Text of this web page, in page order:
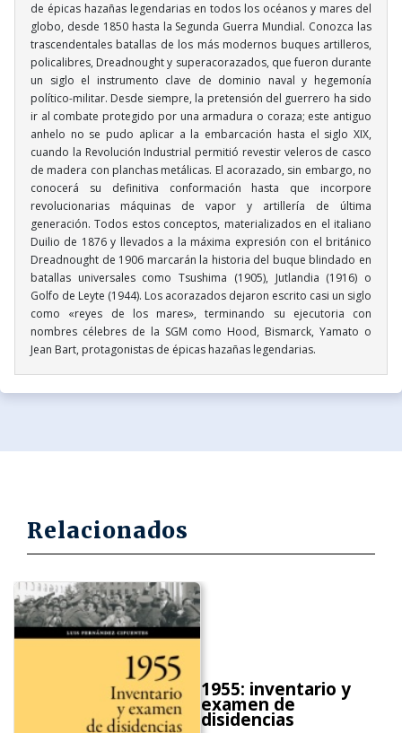
de épicas hazañas legendarias en todos los océanos y mares del
globo, desde 1850 hasta la Segunda Guerra Mundial. Conozca las
trascendentales batallas de los más modernos buques artilleros,
policalibres, Dreadnought y superacorazados, que fueron durante
un siglo el instrumento clave de dominio naval y hegemonía
político-militar. Desde siempre, la pretensión del guerrero ha sido
ir al combate protegido por una armadura o coraza; este antiguo
anhelo no se pudo aplicar a la embarcación hasta el siglo XIX,
cuando la Revolución Industrial permitió revestir veleros de casco
de madera con planchas metálicas. El acorazado, sin embargo, no
conocerá su definitiva conformación hasta que incorpore
revolucionarias máquinas de vapor y artillería de última
generación. Todos estos conceptos, materializados en el italiano
Duilio de 1876 y llevados a la máxima expresión con el británico
Dreadnought de 1906 marcarán la historia del buque blindado en
batallas universales como Tsushima (1905), Jutlandia (1916) o
Golfo de Leyte (1944). Los acorazados dejaron escrito casi un siglo
como «reyes de los mares», terminando su ejecutoria con
nombres célebres de la SGM como Hood, Bismarck, Yamato o
Jean Bart, protagonistas de épicas hazañas legendarias.
Relacionados
1955: inventario y
examen de
disidencias